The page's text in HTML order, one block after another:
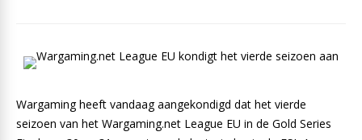
Wargaming heeft vandaag aangekondigd dat het vierde
seizoen van het Wargaming.net League EU in de Gold Series